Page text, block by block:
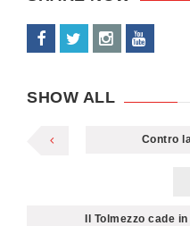
SHOW ALL
Contro
Il Tolmezzo cade